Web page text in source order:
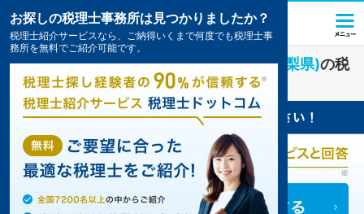
社会福祉法人業界に強い富士河口湖町(山梨県)の税
理士・会計事務所の一覧
お探しの税理士事務所は見つかりましたか？
税理士紹介サービスなら、ご納得いくまで何度でも税理士事
務所を無料でご紹介可能です。